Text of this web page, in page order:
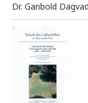
Dr. Ganbold